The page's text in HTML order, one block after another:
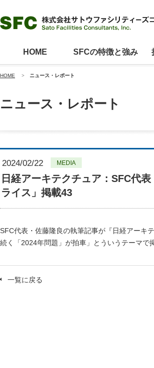
HOME SFCの特徴と強み
HOME > ニュース・レポート
ニュース・レポート
2024/02/22 MEDIA
日経アーキテクチュア：SFC代
ライス」掲載43
SFC代表・佐藤隆良の執筆記事が『日経アーキ
続く「2024年問題」が拍車」とういうテーマで
一覧に戻る